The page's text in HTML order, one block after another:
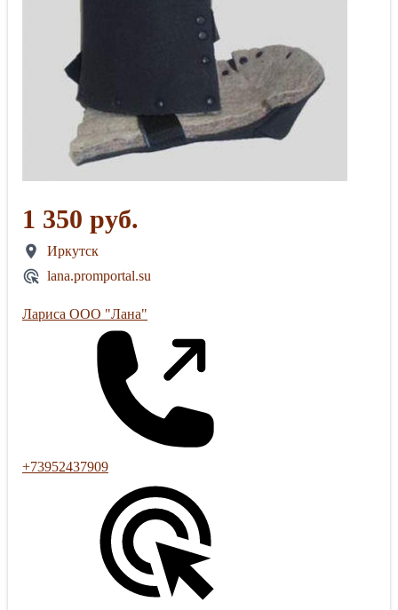
1 350 руб.
Иркутск
lana.promportal.su
Лариса ООО "Лана"
+73952437909